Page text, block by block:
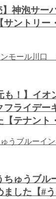
】神泡サー
サントリー
も！】イオ
フライデー
テナント
ちゅうブル
ました【#